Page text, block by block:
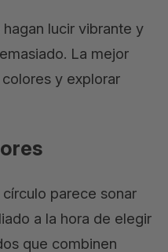
lucir vibrante y
La mejor
y explorar
parece sonar
a la hora de elegir
que combinen